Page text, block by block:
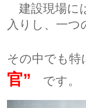
建設現場に
入りし、一つ
その中でも
官” です。